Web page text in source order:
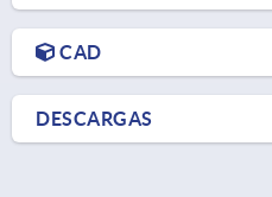
CAD
DESCARGAS